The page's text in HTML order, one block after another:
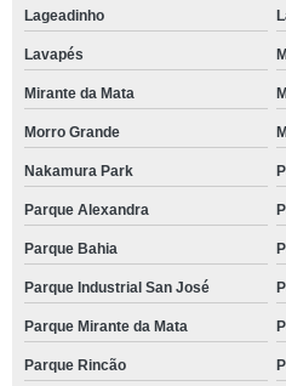
onde tem local para fazer festa caucaia
local para eventos corporativos contato
local para eventos empresariais
reserva de local eventos corporativos
reserva de local para festa de 15 anos
local para eventos telefone Jardim Rio
local para fazer festa telefone Jardim
onde tem local para festa Vargem
local para festas e eventos telefone
Lageadinho
Lavapés
Mirante da Mata
Morro Grande
Nakamura Park
Parque Alexandra
Parque Bahia
Parque Industrial San José
Parque Mirante da Mata
Parque Rincão